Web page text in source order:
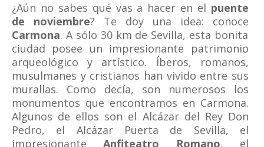
¿Aún no sabes qué vas a hacer en el puente
de noviembre? Te doy una idea: conoce
Carmona. A sólo 30 km de Sevilla, esta bonita
ciudad posee un impresionante patrimonio
arqueológico y artístico. Íberos, romanos,
musulmanes y cristianos han vivido entre sus
murallas. Como decía, son numerosos los
monumentos que encontramos en Carmona.
Algunos de ellos son el Alcázar del Rey Don
Pedro, el Alcázar Puerta de Sevilla, el
impresionanteAnfiteatro Romano, el